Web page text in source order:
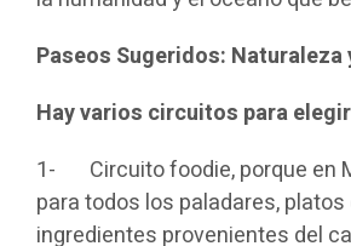
Paseos Sugeridos:
Hay varios circuitos para elegir
1- Circuito foodie, porque en
para todos los paladares,
ingredientes provenientes del